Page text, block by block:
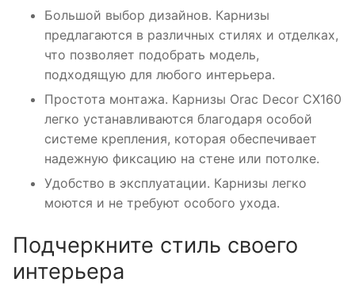
Большой выбор дизайнов. Карнизы
предлагаются в различных стилях и отделках,
что позволяет подобрать модель,
подходящую для любого интерьера.
Простота монтажа. Карнизы Orac Decor CX160
легко устанавливаются благодаря особой
системе крепления, которая обеспечивает
надежную фиксацию на стене или потолке.
Удобство в эксплуатации. Карнизы легко
моются и не требуют особого ухода.
Подчеркните стиль своего
интерьера